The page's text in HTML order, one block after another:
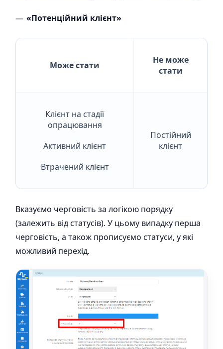
«Потенційний клієнт»
Може стати
Не може
стати
Клієнт на стадії
опрацювання
Активний клієнт
Втрачений клієнт
Постійний
клієнт
Вказуємо черговість за логікою порядку
(залежить від статусів). У цьому випадку перша
черговість, а також прописуємо статуси, у які
можливий перехід.